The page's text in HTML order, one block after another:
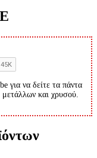
για να δείτε τα πάντα
μετάλλων και χρυσού.